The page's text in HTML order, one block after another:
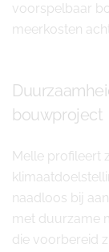
voorspelbaar
meerkosten
bouwproject
Melle profileert
naadloos bij
met duurzame
die voorbereid